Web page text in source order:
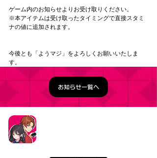
ゲーム内のお知らせよりお受け取りください。
※本アイテムは受け取ったタイミングで直接スタミ
ナの値に追加されます。
今後とも「ようマジ」をよろしくお願いいたしま
す。
お知らせ一覧へ